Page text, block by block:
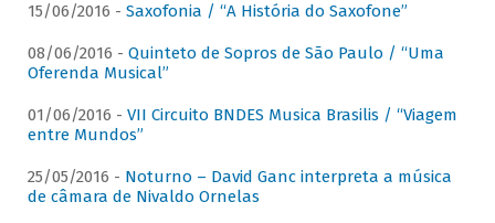
15/06/2016 - Saxofonia / “A História do Saxofone”
08/06/2016 - Quinteto de Sopros de São Paulo / “Uma
Oferenda Musical”
01/06/2016 - VII Circuito BNDES Musica Brasilis / “Viagem
entre Mundos”
25/05/2016 - Noturno – David Ganc interpreta a música
de câmara de Nivaldo Ornelas